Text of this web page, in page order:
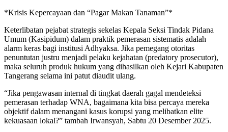
*Krisis Kepercayaan dan “Pagar Makan Tanaman”*
Keterlibatan pejabat strategis sekelas Kepala Seksi Tindak Pidana
Umum (Kasipidum) dalam praktik pemerasan sistematis adalah
alarm keras bagi institusi Adhyaksa. Jika pemegang otoritas
penuntutan justru menjadi pelaku kejahatan (predatory prosecutor),
maka seluruh produk hukum yang dihasilkan oleh Kejari Kabupaten
Tangerang selama ini patut diaudit ulang.
“Jika pengawasan internal di tingkat daerah gagal mendeteksi
pemerasan terhadap WNA, bagaimana kita bisa percaya mereka
objektif dalam menangani kasus korupsi yang melibatkan elite
kekuasaan lokal?” tambah Irwansyah, Sabtu 20 Desember 2025.